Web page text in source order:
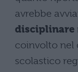
avrebbe
disciplinare
coinvolto nel
scolastico